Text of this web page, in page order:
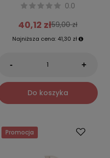
0.0
40,12 zł59,00 zł
Najniższa cena: 41,30 zł
- +
Do koszyka
Promocja